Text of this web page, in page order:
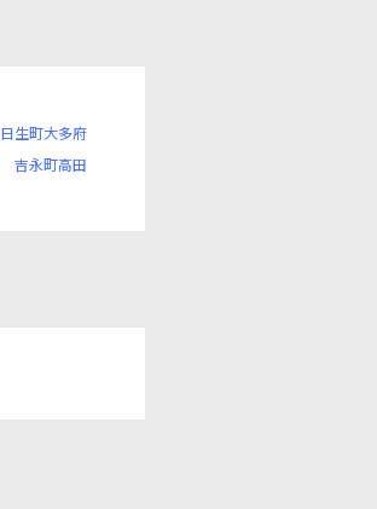
日生町大多府
吉永町高田